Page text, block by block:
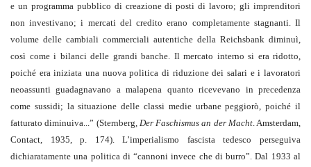
e un programma pubblico di creazione di posti di lavoro; gli imprenditori
non investivano; i mercati del credito erano completamente stagnanti. Il
volume delle cambiali commerciali autentiche della Reichsbank diminuì,
così come i bilanci delle grandi banche. Il mercato interno si era ridotto,
poiché era iniziata una nuova politica di riduzione dei salari e i lavoratori
neoassunti guadagnavano a malapena quanto ricevevano in precedenza
come sussidi; la situazione delle classi medie urbane peggiorò, poiché il
fatturato diminuiva...” (Sternberg, Der Faschismus an der Macht. Amsterdam,
Contact, 1935, p. 174). L’imperialismo fascista tedesco perseguiva
dichiaratamente una politica di “cannoni invece che di burro”. Dal 1933 al